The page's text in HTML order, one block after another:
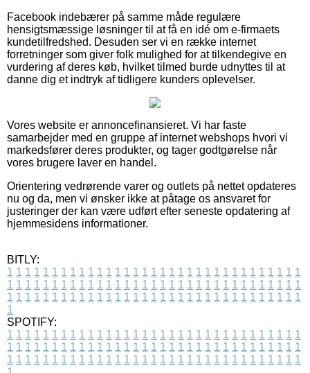
Facebook indebærer på samme måde regulære
hensigtsmæssige løsninger til at få en idé om e-firmaets
kundetilfredshed. Desuden ser vi en række internet
forretninger som giver folk mulighed for at tilkendegive en
vurdering af deres køb, hvilket tilmed burde udnyttes til at
danne dig et indtryk af tidligere kunders oplevelser.
Vores website er annoncefinansieret. Vi har faste
samarbejder med en gruppe af internet webshops hvori vi
markedsfører deres produkter, og tager godtgørelse når
vores brugere laver en handel.
Orientering vedrørende varer og outlets på nettet opdateres
nu og da, men vi ønsker ikke at påtage os ansvaret for
justeringer der kan være udført efter seneste opdatering af
hjemmesidens informationer.
BITLY:
1 1 1 1 1 1 1 1 1 1 1 1 1 1 1 1 1 1 1 1 1 1 1 1 1 1 1 1 1 1 1 1 1
1 1 1 1 1 1 1 1 1 1 1 1 1 1 1 1 1 1 1 1 1 1 1 1 1 1 1 1 1 1 1 1 1
1 1 1 1 1 1 1 1 1 1 1 1 1 1 1 1 1 1 1 1 1 1 1 1 1 1 1 1 1 1 1 1 1
1
SPOTIFY:
1 1 1 1 1 1 1 1 1 1 1 1 1 1 1 1 1 1 1 1 1 1 1 1 1 1 1 1 1 1 1 1 1
1 1 1 1 1 1 1 1 1 1 1 1 1 1 1 1 1 1 1 1 1 1 1 1 1 1 1 1 1 1 1 1 1
1 1 1 1 1 1 1 1 1 1 1 1 1 1 1 1 1 1 1 1 1 1 1 1 1 1 1 1 1 1 1 1 1